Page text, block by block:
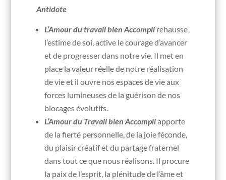
Antidote
L’Amour du travail bien Accompli rehausse
l’estime de soi, active le courage d’avancer
et de progresser dans notre vie. Il met en
place la valeur réelle de notre réalisation
de vie et il ouvre nos espaces de vie aux
forces lumineuses de la guérison de nos
blocages évolutifs.
L’Amour du Travail bien Accompliapporte
de la fierté personnelle, de la joie féconde,
du plaisir créatif et du partage fraternel
dans tout ce que nous réalisons. Il procure
la paix de l’esprit, la plénitude de l’âme et